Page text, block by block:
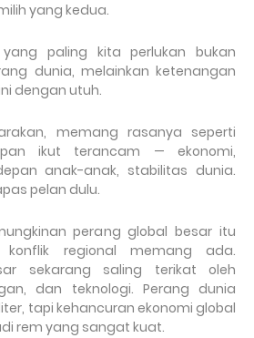
yang kedua.
paling kita perlukan bukan
dunia, melainkan ketenangan
dengan utuh.
memang rasanya seperti
ikut terancam — ekonomi,
anak-anak, stabilitas dunia.
pelan dulu.
perang global besar itu
konflik regional memang ada.
sekarang saling terikat oleh
dan teknologi. Perang dunia
tapi kehancuran ekonomi global
rem yang sangat kuat.